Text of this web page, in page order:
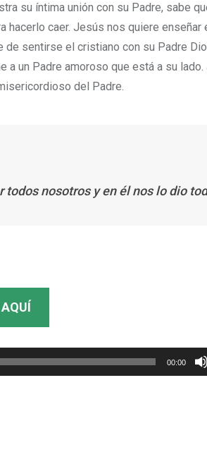
su íntima unión con su Padre, sabe
caer. Jesús nos quiere enseñar
sentirse el cristiano con su Padre
a un Padre amoroso que está a su
del Padre.
nosotros y en él nos lo dio
00:00